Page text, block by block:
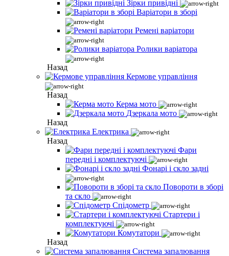
Зірки привідні
Варіатори в зборі
Ремені варіатори
Ролики варіатора
Назад
Кермове управління
Назад
Керма мото
Дзеркала мото
Назад
Електрика
Назад
Фари
передні і комплектуючі
Фонарі і скло задні
Повороти в зборі
та скло
Спідометр
Стартери і
комплектуючі
Комутатори
Назад
Система запалювання